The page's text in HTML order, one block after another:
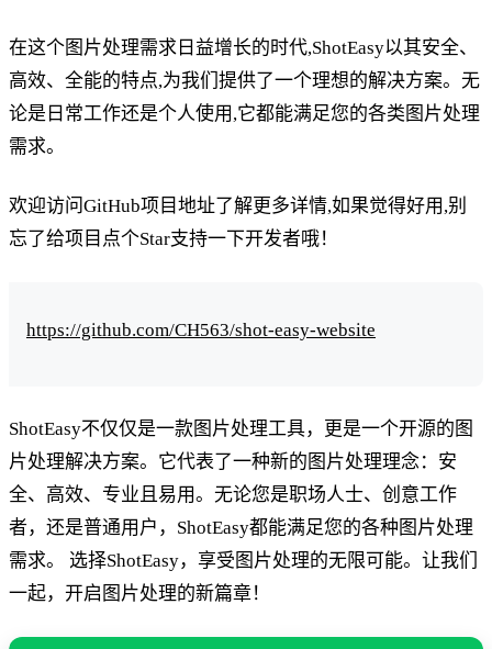
在这个图片处理需求日益增长的时代,ShotEasy以其安全、
高效、全能的特点,为我们提供了一个理想的解决方案。无
论是日常工作还是个人使用,它都能满足您的各类图片处理
需求。
欢迎访问GitHub项目地址了解更多详情,如果觉得好用,别
忘了给项目点个Star支持一下开发者哦！
https://github.com/CH563/shot-easy-website
ShotEasy不仅仅是一款图片处理工具，更是一个开源的图
片处理解决方案。它代表了一种新的图片处理理念：安
全、高效、专业且易用。无论您是职场人士、创意工作
者，还是普通用户，ShotEasy都能满足您的各种图片处理
需求。 选择ShotEasy，享受图片处理的无限可能。让我们
一起，开启图片处理的新篇章！